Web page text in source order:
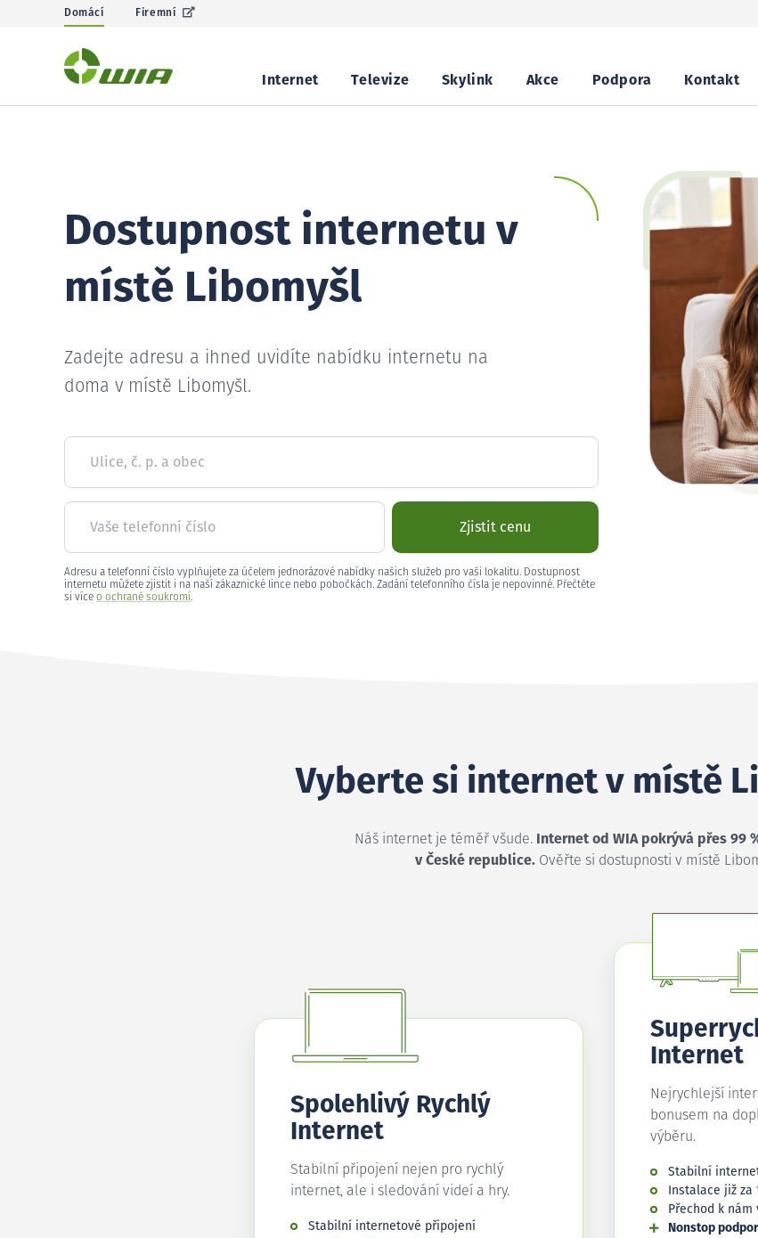
Domácí Firemní
Internet Televize Skylink Akce Podpora Kontakt
Dostupnost internetu v
místě Libomyšl
Zadejte adresu a ihned uvidíte nabídku internetu na
doma v místě Libomyšl.
Ulice, č. p. a obec
Vaše telefonní číslo Zjistit cenu
Adresu a telefonní číslo vyplňujete za účelem jednorázové nabídky našich služeb pro vaši lokalitu. Dostupnost
internetu můžete zjistit i na naší zákaznické lince nebo pobočkách. Zadání telefonního čísla je nepovinné. Přečtěte
si více o ochraně soukromí.
Vyberte si internet v místě
Náš internet je téměř všude.
Internet od WIA pokrývá přes 99
v České republice.Ověřte si dostupnosti v místě
Spolehlivý Rychlý
Internet
Stabilní připojení nejen pro rychlý
internet, ale i sledování videí a hry.
Stabilní internetové připojení
Internet
Nejrychlejší
bonusem na
výběru.
Stabilní
Instalace již za
Přechod k nám
Nonstop